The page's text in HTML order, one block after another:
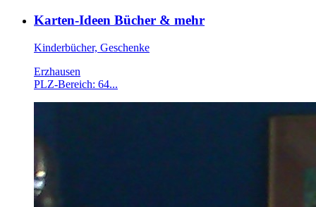
Karten-Ideen Bücher & mehr
Kinderbücher, Geschenke
Erzhausen
PLZ-Bereich: 64...